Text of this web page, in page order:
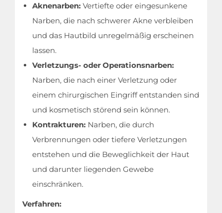
Aknenarben: Vertiefte oder eingesunkene
Narben, die nach schwerer Akne verbleiben
und das Hautbild unregelmäßig erscheinen
lassen.
Verletzungs- oder Operationsnarben:
Narben, die nach einer Verletzung oder
einem chirurgischen Eingriff entstanden sind
und kosmetisch störend sein können.
Kontrakturen: Narben, die durch
Verbrennungen oder tiefere Verletzungen
entstehen und die Beweglichkeit der Haut
und darunter liegenden Gewebe
einschränken.
Verfahren: